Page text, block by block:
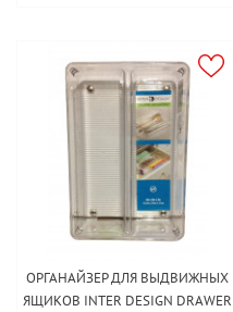
ОРГАНАЙЗЕР ДЛЯ ВЫДВИЖНЫХ
ЯЩИКОВ INTER DESIGN DRAWER